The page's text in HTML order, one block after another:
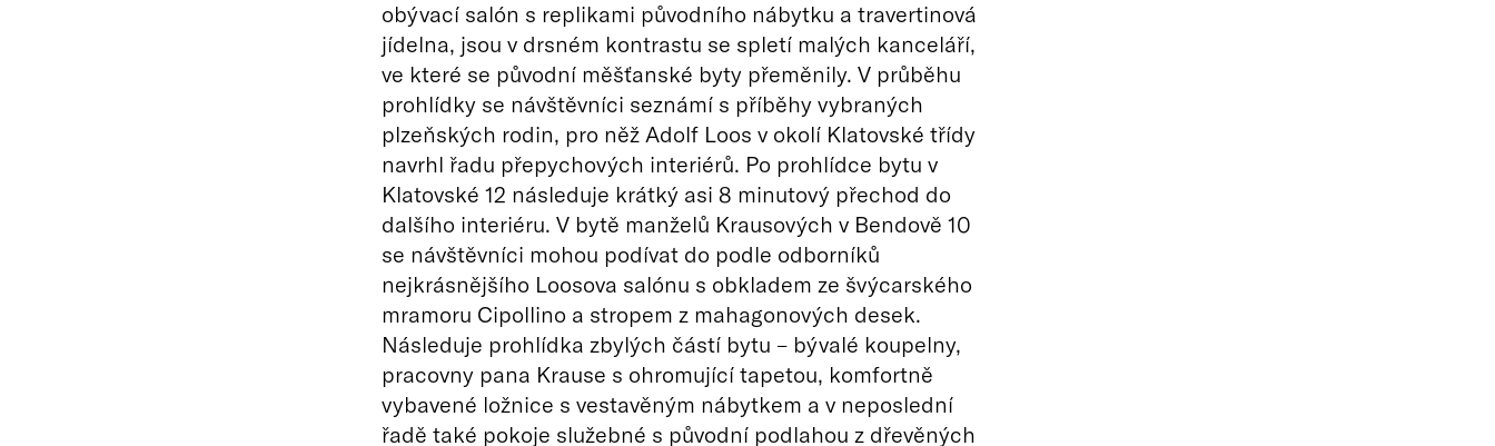
obývací salón s replikami původního nábytku a travertinová
jídelna, jsou v drsném kontrastu se spletí malých kanceláří,
ve které se původní měšťanské byty přeměnily. V průběhu
prohlídky se návštěvníci seznámí s příběhy vybraných
plzeňských rodin, pro něž Adolf Loos v okolí Klatovské třídy
navrhl řadu přepychových interiérů. Po prohlídce bytu v
Klatovské 12 následuje krátký asi 8 minutový přechod do
dalšího interiéru. V bytě manželů Krausových v Bendově 10
se návštěvníci mohou podívat do podle odborníků
nejkrásnějšího Loosova salónu s obkladem ze švýcarského
mramoru Cipollino a stropem z mahagonových desek.
Následuje prohlídka zbylých částí bytu – bývalé koupelny,
pracovny pana Krause s ohromující tapetou, komfortně
vybavené ložnice s vestavěným nábytkem a v neposlední
řadě také pokoje služebné s původní podlahou z dřevěných